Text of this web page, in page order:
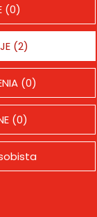
(0)
(2)
(0)
(0)